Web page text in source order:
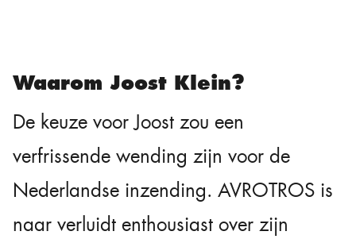
Waarom Joost Klein?
De keuze voor Joost zou een
verfrissende wending zijn voor de
Nederlandse inzending. AVROTROS is
naar verluidt enthousiast over zijn